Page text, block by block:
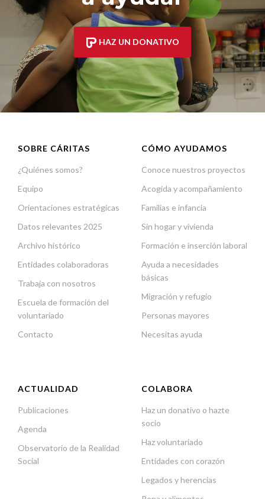
HAZ UN DONATIVO
SOBRE CÁRITAS
¿Quiénes somos?
Equipo
Orientaciones estratégicas
Datos relevantes 2025
Archivo histórico
Entidades colaboradoras
Trabaja con nosotros
Escuela de formación del
voluntariado
Contacto
CÓMO AYUDAMOS
Conoce nuestros proyectos
Acogida y acompañamiento
Familias e infancia
Sin hogar y vivienda
Formación e inserción laboral
Ayuda a necesidades
básicas
Migración y refugio
Personas mayores
Necesitas ayuda
ACTUALIDAD
Publicaciones
Agenda
Observatorio de la Realidad
Social
COLABORA
Haz un donativo o hazte
socio
Haz voluntariado
Entidades con corazón
Legados y herencias